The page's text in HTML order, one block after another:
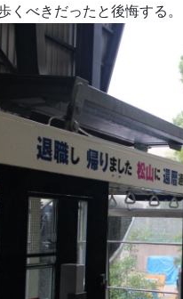
くべきだったと後悔する。